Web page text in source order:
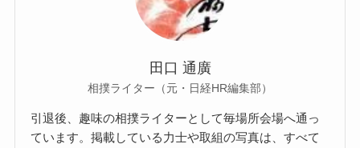
田口 通廣
相撲ライター（元・日経HR編集部）
引退後、趣味の相撲ライターとして毎場所会場へ通っ
ています。掲載している力士や取組の写真は、すべて